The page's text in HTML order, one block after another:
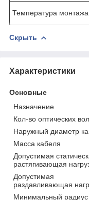
Температура монтажа
Скрыть
Характеристики
Основные
Назначение
Кол-во оптических
Наружный диаметр
Масса кабеля
Допустимая
растягивающая
Допустимая
раздавливающая
Минимальный радиус